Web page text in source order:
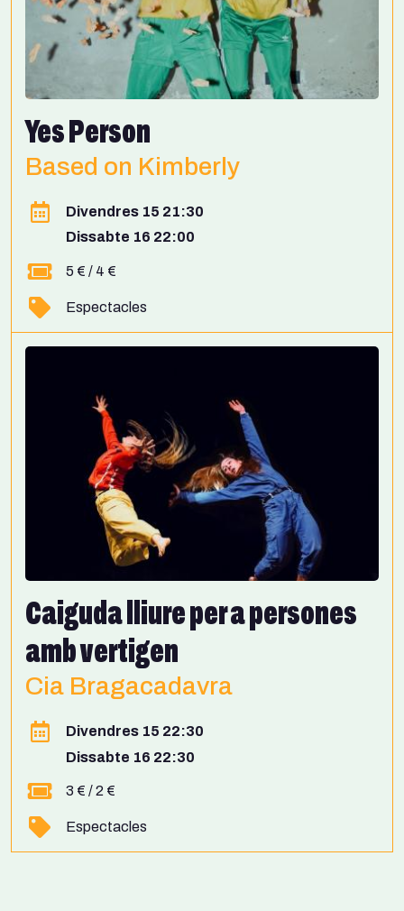
Yes Person
Based on Kimberly
Divendres 15 21:30
Dissabte 16 22:00
5 € / 4 €
Espectacles
Caiguda lliure per a persones
amb vertigen
Cia Bragacadavra
Divendres 15 22:30
Dissabte 16 22:30
3 € / 2 €
Espectacles